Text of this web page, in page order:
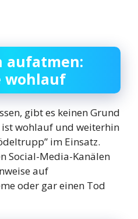
aufatmen:
wohlauf
gibt es keinen Grund
ist wohlauf und weiterhin
im Einsatz.
Social-Media-Kanälen
auf
oder gar einen Tod